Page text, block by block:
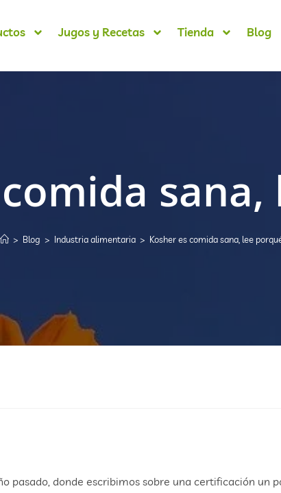
Jugos y Recetas Tienda Blog
> Blog > Industria alimentaria > Kosher es comida sana, lee
pasado, donde escribimos sobre una certificación un